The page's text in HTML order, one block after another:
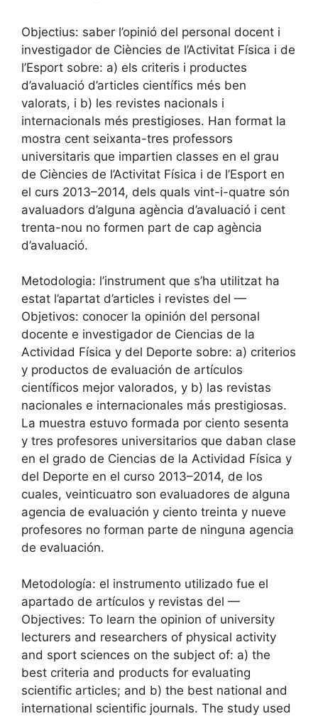
Objectius: saber l’opinió del personal docent i
investigador de Ciències de l’Activitat Física i de
l’Esport sobre: a) els criteris i productes
d’avaluació d’articles científics més ben
valorats, i b) les revistes nacionals i
internacionals més prestigioses. Han format la
mostra cent seixanta-tres professors
universitaris que impartien classes en el grau
de Ciències de l’Activitat Física i de l’Esport en
el curs 2013–2014, dels quals vint-i-quatre són
avaluadors d’alguna agència d’avaluació i cent
trenta-nou no formen part de cap agència
d’avaluació.
Metodologia: l’instrument que s’ha utilitzat ha
estat l’apartat d’articles i revistes del —
Objetivos: conocer la opinión del personal
docente e investigador de Ciencias de la
Actividad Física y del Deporte sobre: a) criterios
y productos de evaluación de artículos
científicos mejor valorados, y b) las revistas
nacionales e internacionales más prestigiosas.
La muestra estuvo formada por ciento sesenta
y tres profesores universitarios que daban clase
en el grado de Ciencias de la Actividad Física y
del Deporte en el curso 2013–2014, de los
cuales, veinticuatro son evaluadores de alguna
agencia de evaluación y ciento treinta y nueve
profesores no forman parte de ninguna agencia
de evaluación.
Metodología: el instrumento utilizado fue el
apartado de artículos y revistas del —
Objectives: To learn the opinion of university
lecturers and researchers of physical activity
and sport sciences on the subject of: a) the
best criteria and products for evaluating
scientific articles; and b) the best national and
international scientific journals. The study used